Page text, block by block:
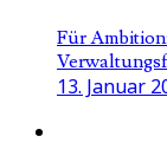
Für
13. Januar